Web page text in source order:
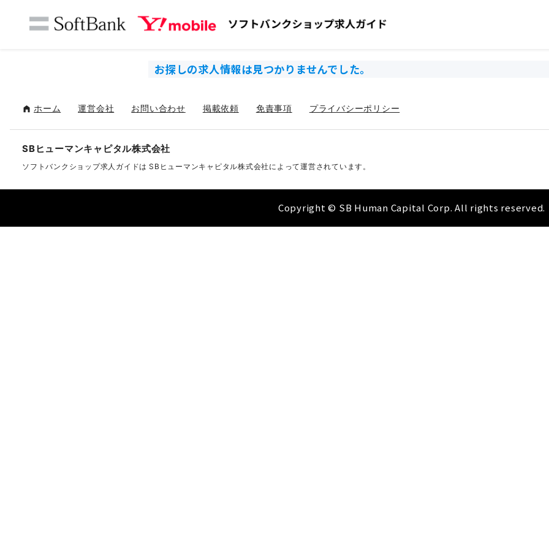
お探しの求人情報は見つかりませんでした。
ホーム 運営会社 お問い合わせ 掲載依頼 免責事項 プライバシーポリシー
SBヒューマンキャピタル株式会社
ソフトバンクショップ求人ガイドは SBヒューマンキャピタル株式会社によって運営されています。
Copyright © SB Human Capital Corp. All rights reserved.